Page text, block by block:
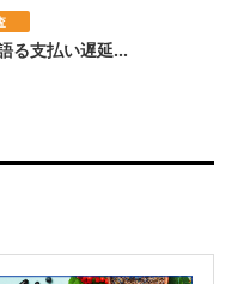
る支払い遅延...